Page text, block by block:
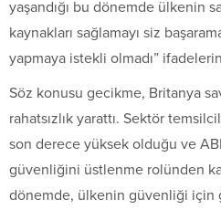
yaşandığı bu dönemde ülkenin
kaynakları sağlamayı siz
yapmaya istekli olmadı”
Söz konusu gecikme, Britanya
rahatsızlık yarattı. Sektör
son derece yüksek olduğu ve
güvenliğini üstlenme rolünden
dönemde, ülkenin güvenliği için